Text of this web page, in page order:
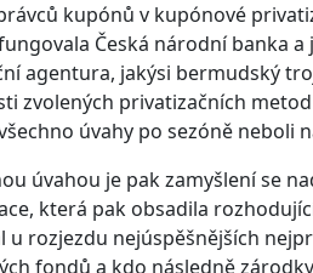
kupónů v kupónové
Česká národní banka
agentura, jakýsi bermudský
zvolených privatizačních
úvahy po sezóně neboli
úvahou je pak zamyšlení se
která pak obsadila
u rozjezdu nejúspěšnějších
fondů a kdo následně